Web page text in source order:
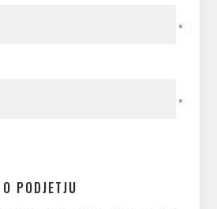
*
*
O PODJETJU